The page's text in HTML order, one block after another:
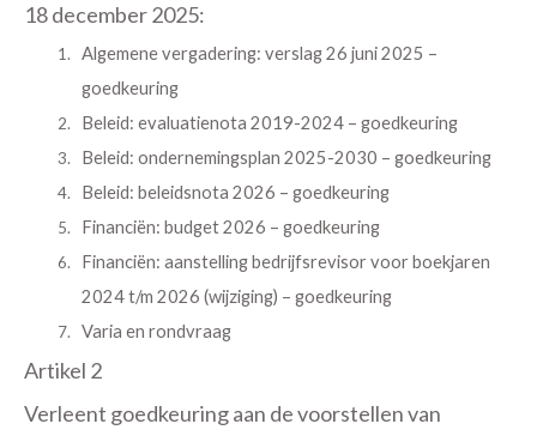
18 december 2025:
Algemene vergadering: verslag 26 juni 2025 –
goedkeuring
Beleid: evaluatienota 2019-2024 – goedkeuring
Beleid: ondernemingsplan 2025-2030 – goedkeuring
Beleid: beleidsnota 2026 – goedkeuring
Financiën: budget 2026 – goedkeuring
Financiën: aanstelling bedrijfsrevisor voor boekjaren
2024 t/m 2026 (wijziging) – goedkeuring
Varia en rondvraag
Artikel 2
Verleent goedkeuring aan de voorstellen van